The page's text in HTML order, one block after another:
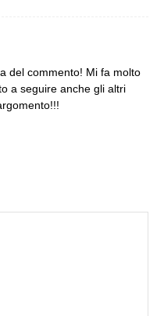
del commento! Mi fa molto
a seguire anche gli altri